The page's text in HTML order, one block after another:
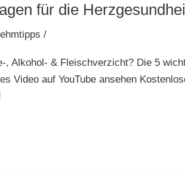
für die
/
, Alkohol- & Fleischverzicht? Die 5
Video auf YouTube ansehen